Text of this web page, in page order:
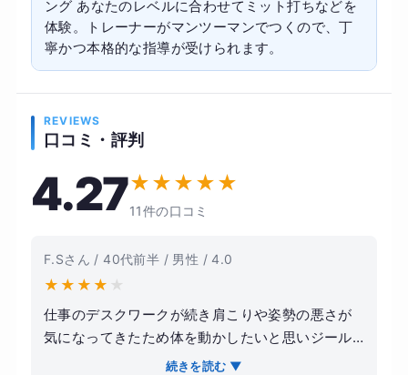
ング あなたのレベルに合わせてミット打ちなどを
体験。トレーナーがマンツーマンでつくので、丁
寧かつ本格的な指導が受けられます。
REVIEWS
口コミ・評判
4.27★★★★★
11件の口コミ
F.Sさん / 40代前半 / 男性 / 4.0
★ ★ ★ ★ ★
仕事のデスクワークが続き肩こりや姿勢の悪さが
気になってきたため体を動かしたいと思いジール
ボクシングフィットネスに通いました。最初は体
続きを読む ▼